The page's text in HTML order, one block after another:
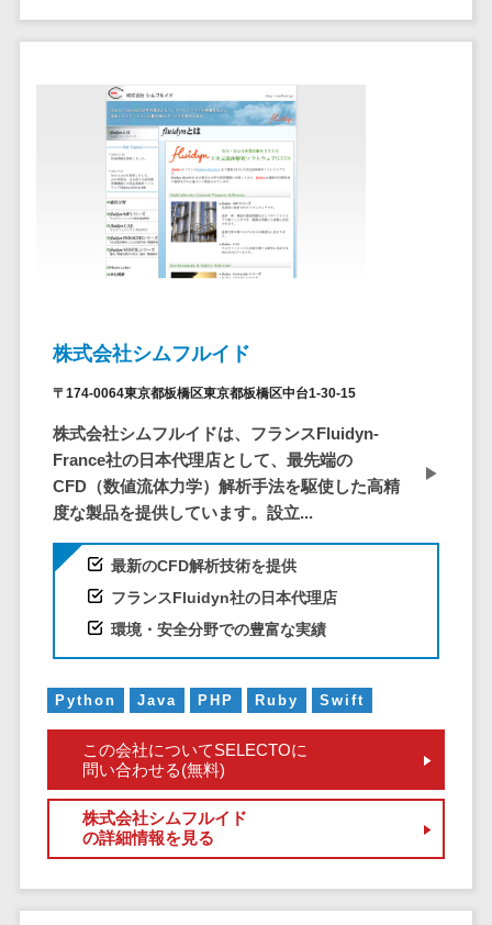
メール配信システム>
デジタル資産管理システム>
商品情報管理システム>
チケット管理システム>
SNSキャンペーンツール>
DM発送サービス> EFOツール>
LP作成サービス>
広告運用代行>
Web接客ツール> MAツール>
動画配信システム>
SEOツール>
イベント管理システム>
カスタマーサポート
その他
Web3.0
AR/VR
IoT
補助金・助
成金サポー
ト
債権管理シス
テム
固定資産管理
システム
経理アウトソ
ーシング
振込代行サー
ビス
送金サービス
税務申告シス
テム
法務・総務
電子契約シス
テム
契約書レビュ
ーシステム
契約書管理シ
ステム
反社チェック
ツール
座席管理シス
テム
入退室管理シ
理システム
株式会社シムフルイド
〒174-0064東京都板橋区東京都板橋区中台1-30-15
株式会社シムフルイドは、フランスFluidyn-
France社の日本代理店として、最先端の
CFD（数値流体力学）解析手法を駆使した高精
度な製品を提供しています。設立...
最新のCFD解析技術を提供
フランスFluidyn社の日本代理店
環境・安全分野での豊富な実績
Python Java PHP Ruby Swift
この会社についてSELECTOに
問い合わせる(無料)
株式会社シムフルイド
の詳細情報を見る